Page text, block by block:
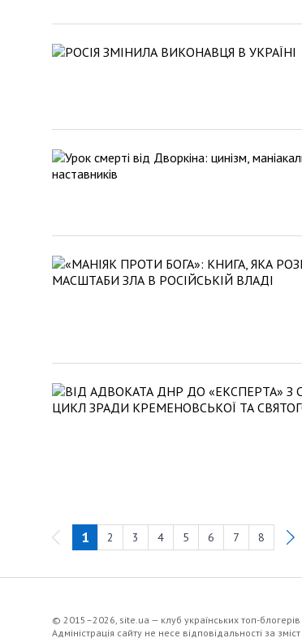
1 2 3 4 5 6 7 8
© 2015–2026, site.ua — клуб українських топ-
Адміністрація сайту не несе відповідальності за